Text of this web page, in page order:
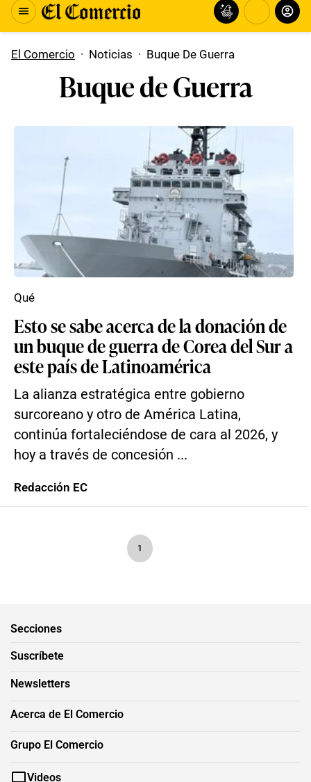
El Comercio · Noticias · Buque De Guerra
Buque de Guerra
Esto se sabe acerca de la donación de
un buque de guerra de Corea del Sur a
este país de Latinoamérica
La alianza estratégica entre gobierno
surcoreano y otro de América Latina,
continúa fortaleciéndose de cara al 2026, y
hoy a través de concesión ...
Qué
Redacción EC
1
Secciones
Suscríbete
Newsletters
Acerca de El Comercio
Grupo El Comercio
Videos